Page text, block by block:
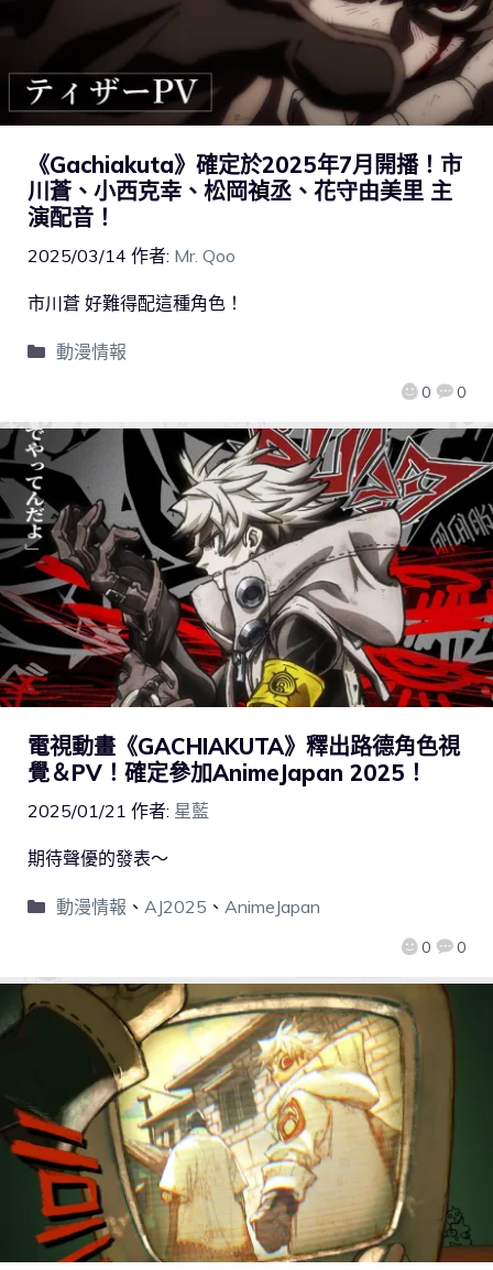
《Gachiakuta》確定於2025年7月開播！市
川蒼、小西克幸、松岡禎丞、花守由美里 主
演配音！
2025/03/14 作者: Mr. Qoo
0 0
市川蒼 好難得配這種角色！
動漫情報
電視動畫《GACHIAKUTA》釋出路德角色視
覺＆PV！確定參加AnimeJapan 2025！
2025/01/21 作者: 星藍
0 0
期待聲優的發表～
動漫情報 、 AJ2025 、 AnimeJapan